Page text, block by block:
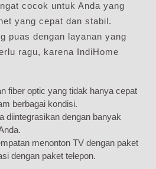
cocok untuk Anda yang
yang cepat dan stabil.
puas dengan layanan yang
ragu, karena IndiHome
fiber optic yang tidak hanya cepat
berbagai kondisi.
diintegrasikan dengan banyak
menonton TV dengan paket
dengan paket telepon.